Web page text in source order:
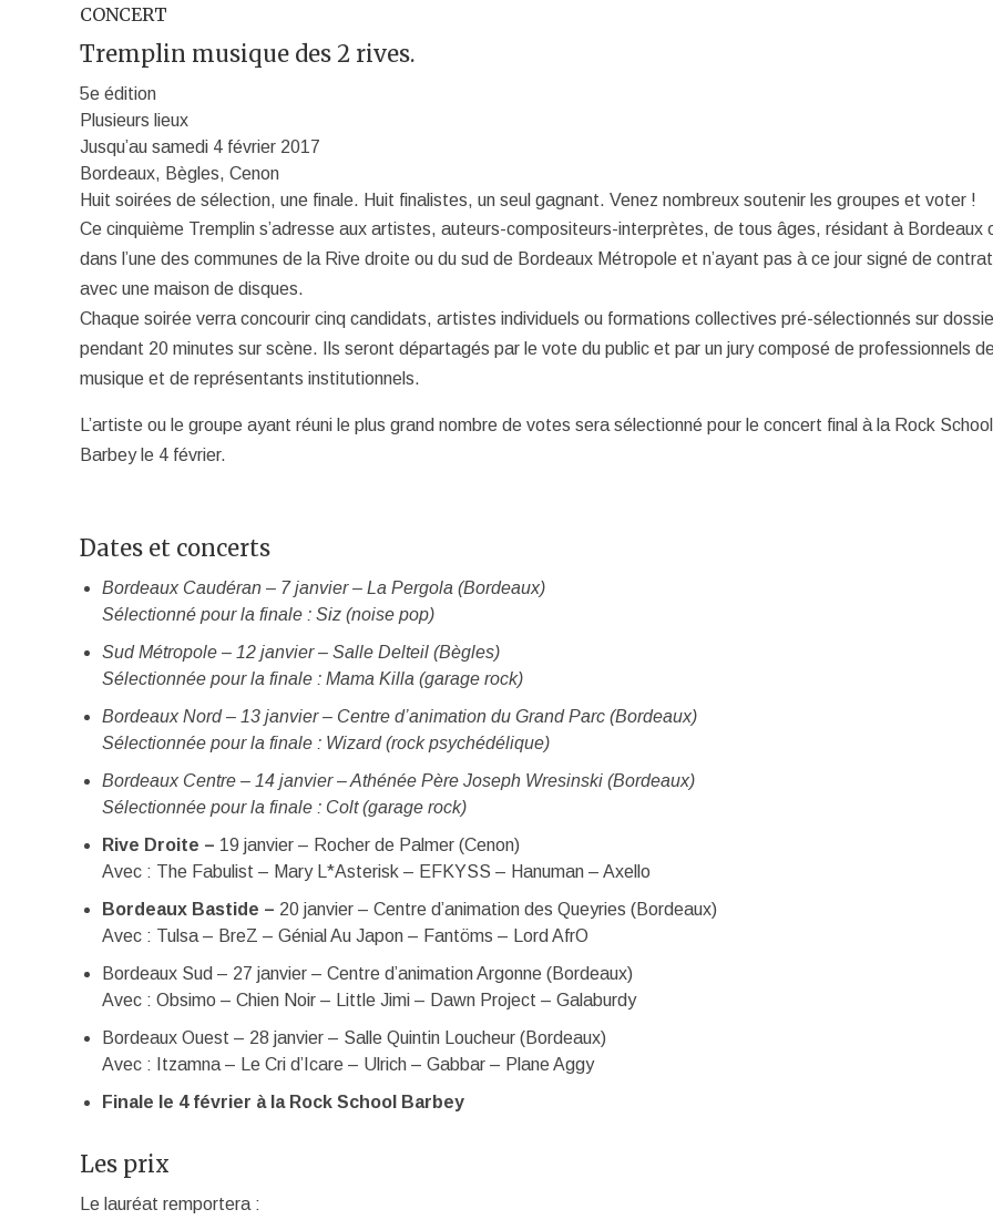
CONCERT
Tremplin musique des 2 rives.
5e édition
Plusieurs lieux
Jusqu’au samedi 4 février 2017
Bordeaux, Bègles, Cenon
Huit soirées de sélection, une finale. Huit finalistes, un seul gagnant. Venez nombreux soutenir les groupes et voter !
Ce cinquième Tremplin s’adresse aux artistes, auteurs-compositeurs-interprètes, de tous âges, résidant à Bordeaux
dans l’une des communes de la Rive droite ou du sud de Bordeaux Métropole et n’ayant pas à ce jour signé de contrat
avec une maison de disques.
Chaque soirée verra concourir cinq candidats, artistes individuels ou formations collectives pré-sélectionnés sur
pendant 20 minutes sur scène. Ils seront départagés par le vote du public et par un jury composé de professionnels
musique et de représentants institutionnels.
L’artiste ou le groupe ayant réuni le plus grand nombre de votes sera sélectionné pour le concert final à la Rock School
Barbey le 4 février.
Dates et concerts
Bordeaux Caudéran – 7 janvier – La Pergola (Bordeaux)
Sélectionné pour la finale : Siz (noise pop)
Sud Métropole – 12 janvier – Salle Delteil (Bègles)
Sélectionnée pour la finale : Mama Killa (garage rock)
Bordeaux Nord – 13 janvier – Centre d’animation du Grand Parc (Bordeaux)
Sélectionnée pour la finale : Wizard (rock psychédélique)
Bordeaux Centre – 14 janvier – Athénée Père Joseph Wresinski (Bordeaux)
Sélectionnée pour la finale : Colt (garage rock)
Rive Droite – 19 janvier – Rocher de Palmer (Cenon)
Avec : The Fabulist – Mary L*Asterisk – EFKYSS – Hanuman – Axello
Bordeaux Bastide – 20 janvier – Centre d’animation des Queyries (Bordeaux)
Avec : Tulsa – BreZ – Génial Au Japon – Fantöms – Lord AfrO
Bordeaux Sud – 27 janvier – Centre d’animation Argonne (Bordeaux)
Avec : Obsimo – Chien Noir – Little Jimi – Dawn Project – Galaburdy
Bordeaux Ouest – 28 janvier – Salle Quintin Loucheur (Bordeaux)
Avec : Itzamna – Le Cri d’Icare – Ulrich – Gabbar – Plane Aggy
Finale le 4 février à la Rock School Barbey
Les prix
Le lauréat remportera :